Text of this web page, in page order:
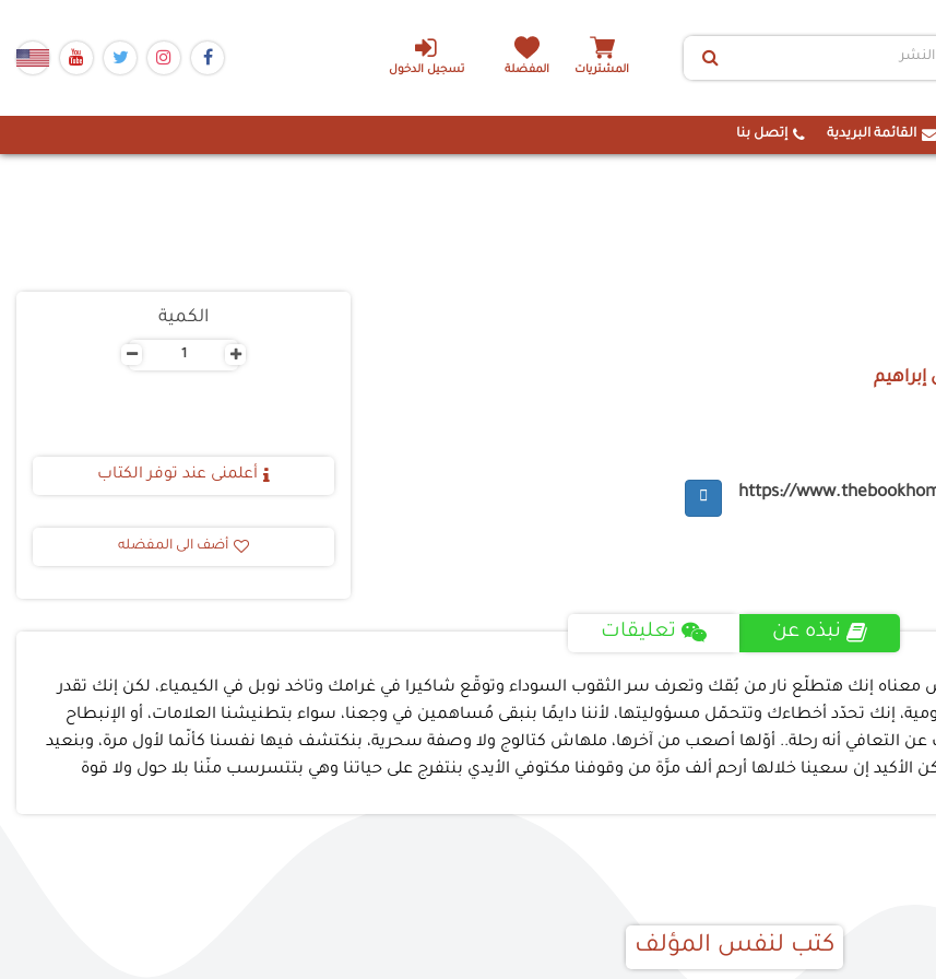
تسجيل الدخول المشتريات المفضلة
القائمة البريدية إتصل بنا
https://
الكمية
- +
أعلمنى عند توفر الكتاب
أضف الى المفضله
نبذه عن تعليقات
إنك هتطلّع نار من بُقك وتعرف سر الثقوب السوداء وتوقّع شاكيرا في غرامك وتاخد نوبل في الكيمياء، لكن إنك تقدر
إنك تحدّد أخطاءك وتتحمّل مسؤوليتها، لأننا دايمًا بنبقى مُساهمين في وجعنا، سواء بتطنيشنا العلامات، أو الإنبطاح
عن التعافي أنه رحلة.. أوّلها أصعب من آخرها، ملهاش كتالوج ولا وصفة سحرية، بنكتشف فيها نفسنا كأنّما لأول مرة، وبنعيد
إن سعينا خلالها أرحم ألف مرَّة من وقوفنا مكتوفي الأيدي بنتفرج على حياتنا وهي بتتسرسب منّنا بلا حول ولا قوة
كتب لنفس المؤلف